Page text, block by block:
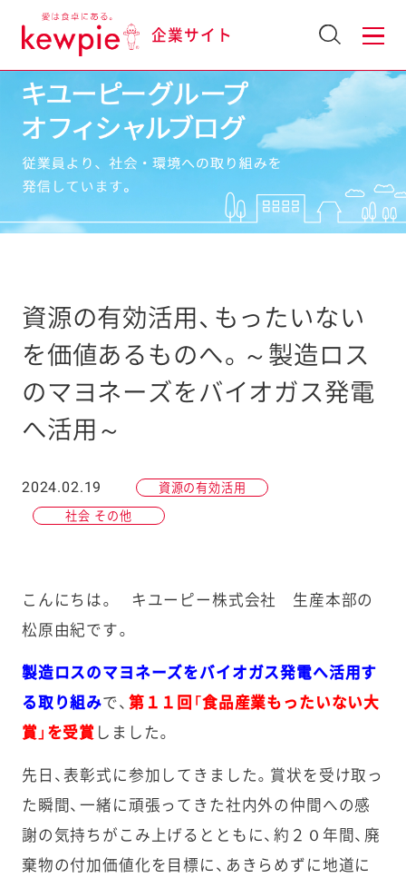
企業サイト
資源の有効活用、もったいない
を価値あるものへ。～製造ロス
のマヨネーズをバイオガス発電
へ活用～
2024.02.19 資源の有効活用
社会 その他
こんにちは。 キユーピー株式会社 生産本部の
松原由紀です。
製造ロスのマヨネーズをバイオガス発電へ活用す
る取り組みで、 第１１回「食品産業もったいない大
賞」を受賞 しました。
先日、表彰式に参加してきました。賞状を受け取っ
た瞬間、一緒に頑張ってきた社内外の仲間への感
謝の気持ちがこみ上げるとともに、約２０年間、廃
棄物の付加価値化を目標に、あきらめずに地道に